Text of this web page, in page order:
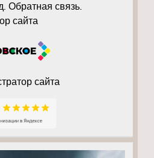
Обратная связь.
сайта
сайта